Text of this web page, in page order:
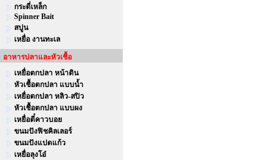
กระดี่เหล็ก
Spinner Bait
สปูน
เหยื่อ งานทะเล
อาหารปลาและหัวเชื้อ
เหยื่อตกปลา หน้าดิน
หัวเชื้อตกปลา แบบน้ำ
เหยื่อตกปลา หลิว-สปิว
หัวเชื้อตกปลา แบบผง
เหยื่อตี๋คาวบอย
ขนมปังฟิชคิลเลอร์
ขนมปังแปดแก้ว
เหยื่อลุงโอ๋